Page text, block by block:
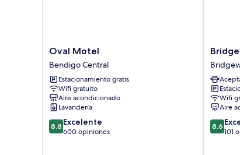
Oval
Motel
Bendigo
Central
Oval Motel
Bendigo Central
Estacionamiento gratis
Wifi gratuito
Aire acondicionado
Lavandería
8.8
de
8.8 Excelente
600 opiniones
Motel
on
Loddon
Wifi
Aire
8.6
de
8.6
101